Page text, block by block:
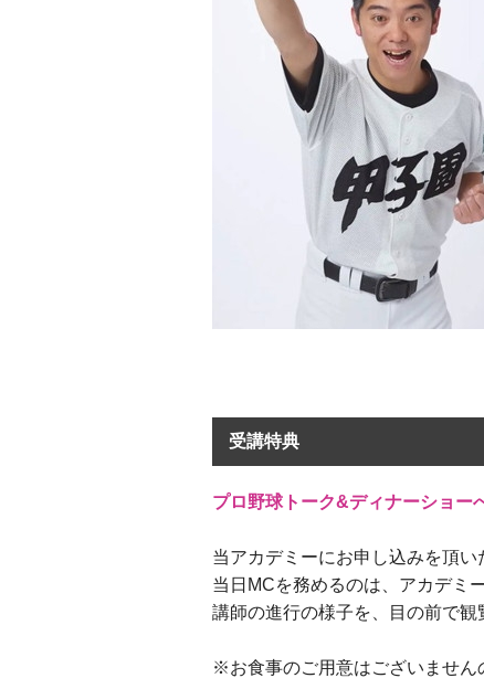
受講特典
プロ野球トーク&ディナーショー
当アカデミーにお申し込みを頂
当日MCを務めるのは、アカデミ
講師の進行の様子を、目の前で
※お食事のご用意はございません